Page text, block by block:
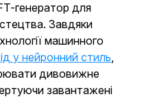
генератор для
Завдяки
машинного
у нейронний стиль,
дивовижне
завантажені